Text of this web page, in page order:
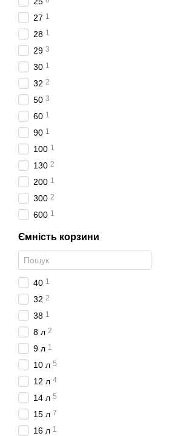
27 1
28 1
29 3
30 1
32 2
50 3
60 1
90 1
100 1
130 2
200 1
300 2
600 1
Ємність корзини
40 1
32 2
38 1
8 л 2
9 л 1
10 л 5
12 л 4
14 л 5
15 л 7
16 л 1